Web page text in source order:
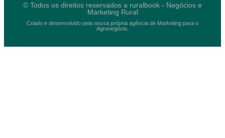
© Todos os direitos reservados a ruralbook - Negócios e
Marketing Rural
Criado e desenvolvido pela nossa própria agência de Marketing para o
Agronegócio.